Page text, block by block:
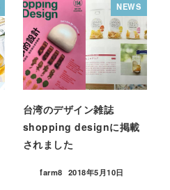
NEWS
台湾のデザイン雑誌
shopping designに掲載
されました
farm8 2018年5月10日